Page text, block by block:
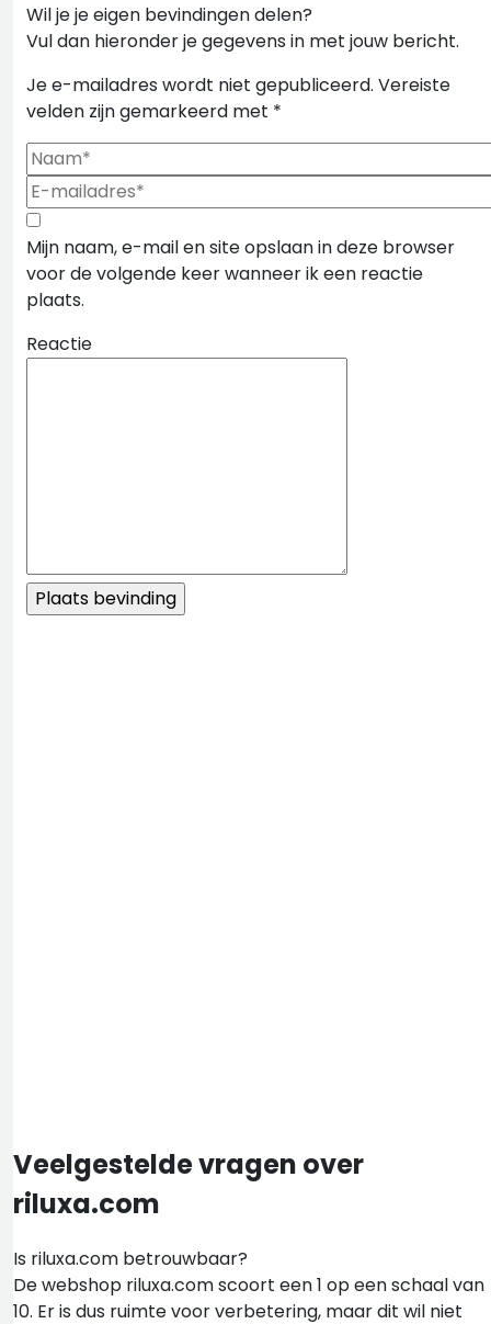
Wil je je eigen bevindingen delen?
Vul dan hieronder je gegevens in met jouw bericht.
Je e-mailadres wordt niet gepubliceerd. Vereiste
velden zijn gemarkeerd met *
Mijn naam, e-mail en site opslaan in deze browser
voor de volgende keer wanneer ik een reactie
plaats.
Reactie
Veelgestelde vragen over
riluxa.com
Is riluxa.com betrouwbaar?
De webshop riluxa.com scoort een 1 op een schaal van
10. Er is dus ruimte voor verbetering, maar dit wil niet